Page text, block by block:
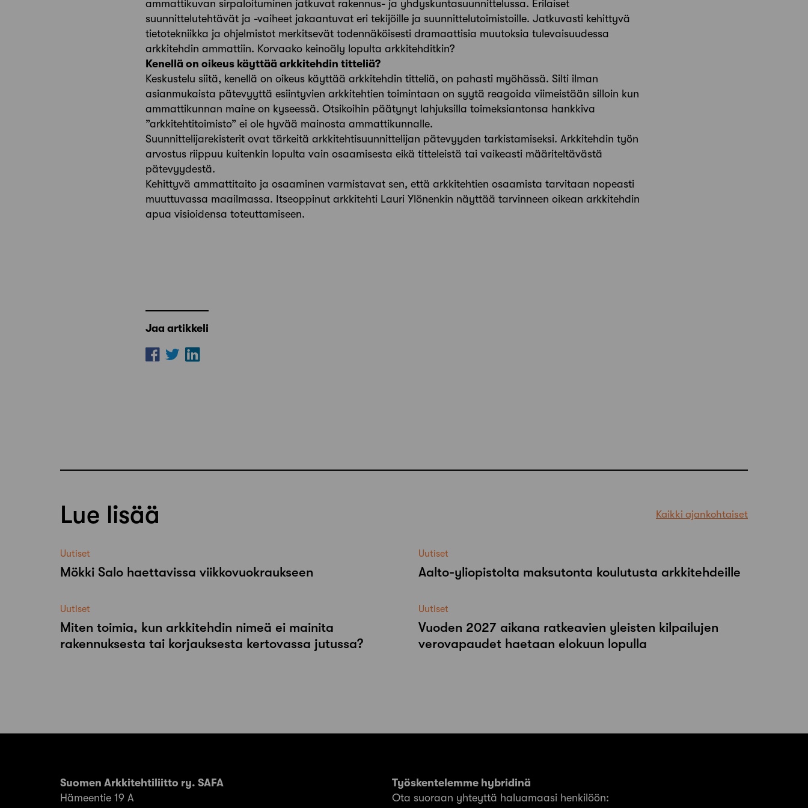
ammattikuvan sirpaloituminen jatkuvat rakennus- ja yhdyskuntasuunnittelussa. Erilaiset
suunnittelutehtävät ja -vaiheet jakaantuvat eri tekijöille ja suunnittelutoimistoille. Jatkuvasti kehittyvä
tietotekniikka ja ohjelmistot merkitsevät todennäköisesti dramaattisia muutoksia tulevaisuudessa
arkkitehdin ammattiin. Korvaako keinoäly lopulta arkkitehditkin?
Kenellä on oikeus käyttää arkkitehdin titteliä?
Keskustelu siitä, kenellä on oikeus käyttää arkkitehdin titteliä, on pahasti myöhässä. Silti ilman
asianmukaista pätevyyttä esiintyvien arkkitehtien toimintaan on syytä reagoida viimeistään silloin kun
ammattikunnan maine on kyseessä. Otsikoihin päätynyt lahjuksilla toimeksiantonsa hankkiva
”arkkitehtitoimisto” ei ole hyvää mainosta ammattikunnalle.
Suunnittelijarekisterit ovat tärkeitä arkkitehtisuunnittelijan pätevyyden tarkistamiseksi. Arkkitehdin työn
arvostus riippuu kuitenkin lopulta vain osaamisesta eikä titteleistä tai vaikeasti määriteltävästä
pätevyydestä.
Kehittyvä ammattitaito ja osaaminen varmistavat sen, että arkkitehtien osaamista tarvitaan nopeasti
muuttuvassa maailmassa. Itseoppinut arkkitehti Lauri Ylönenkin näyttää tarvinneen oikean arkkitehdin
apua visioidensa toteuttamiseen.
Jaa artikkeli
Lue lisää Kaikki ajankohtaiset
Uutiset
Mökki Salo haettavissa viikkovuokraukseen
Uutiset
Aalto-​yliopistolta maksutonta koulutusta arkkitehdeille
Uutiset
Miten toimia, kun arkkitehdin nimeä ei mainita
rakennuksesta tai korjauksesta kertovassa jutussa?
Uutiset
Vuoden 2027 aikana ratkeavien yleisten kilpailujen
verovapaudet haetaan elokuun lopulla
Suomen Arkkitehtiliitto ry. SAFA
Hämeentie 19 A
Työskentelemme hybridinä
Ota suoraan yhteyttä haluamaasi henkilöön: